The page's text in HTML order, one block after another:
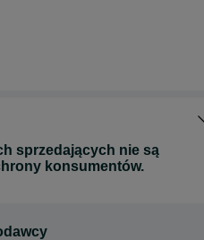
sprzedających nie są
konsumentów.